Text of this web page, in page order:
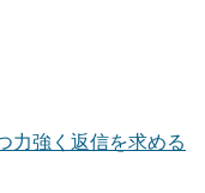
力強く返信を求める